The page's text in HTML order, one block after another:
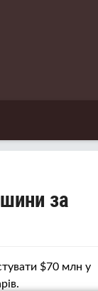
за
$70 млн у